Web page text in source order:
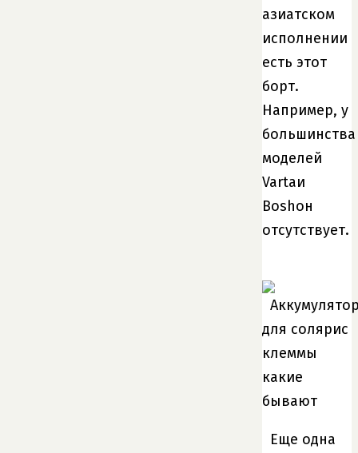
азиатском
исполнении
есть этот
борт.
Например, у
большинства
моделей
Vartaи
Boshон
отсутствует.
Еще одна